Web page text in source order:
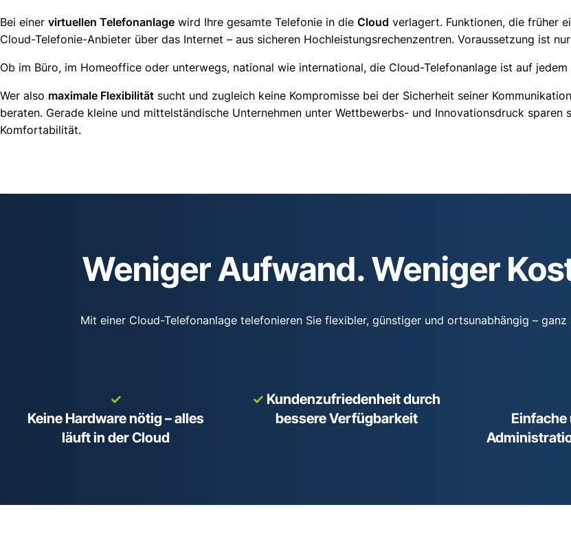
Bei einer virtuellen Telefonanlage wird Ihre gesamte Telefonie in die Cloud verlagert. Funktionen, die früher
Cloud-Telefonie-Anbieter über das Internet – aus sicheren Hochleistungsrechenzentren. Voraussetzung ist
Ob im Büro, im Homeoffice oder unterwegs, national wie international, die Cloud-Telefonanlage ist auf
Wer also maximale Flexibilität sucht und zugleich keine Kompromisse bei der Sicherheit seiner
beraten. Gerade kleine und mittelständische Unternehmen unter Wettbewerbs- und Innovationsdruck
Komfortabilität.
Weniger Aufwand. Weniger
Mit einer Cloud-Telefonanlage telefonieren Sie flexibler, günstiger und ortsunabhängig –
✓
Keine Hardware nötig – alles
läuft in der Cloud
✓ Kundenzufriedenheit durch
bessere Verfügbarkeit